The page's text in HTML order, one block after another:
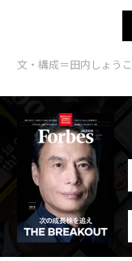
文・構成＝田内しょうこ